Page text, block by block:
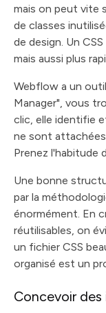
mais on peut vite
de classes
de design. Un
mais aussi plus
Webflow a un
Manager", vous
clic, elle identifie
ne sont
Prenez l'habitude
Une bonne
par la
énormément. En
réutilisables, on
un fichier CSS
organisé est un
Concevoir